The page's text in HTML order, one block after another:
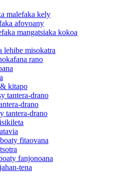
malefaka kely
afovoany
mangatsiaka kokoa
lehibe misokatra
rano
kitapo
tantera-drano
drano
tantera-drano
fitaovana
fanjonoana
tena